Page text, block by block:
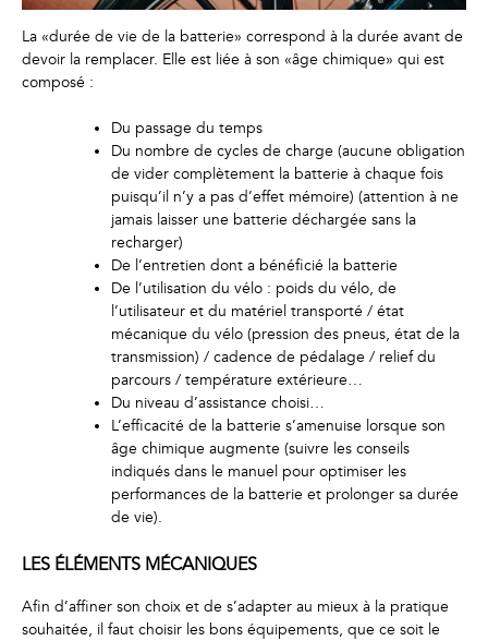
La «durée de vie de la batterie» correspond à la durée avant de
devoir la remplacer. Elle est liée à son «âge chimique» qui est
composé :
Du passage du temps
Du nombre de cycles de charge (aucune obligation
de vider complètement la batterie à chaque fois
puisqu’il n’y a pas d’effet mémoire) (attention à ne
jamais laisser une batterie déchargée sans la
recharger)
De l’entretien dont a bénéficié la batterie
De l’utilisation du vélo : poids du vélo, de
l’utilisateur et du matériel transporté / état
mécanique du vélo (pression des pneus, état de la
transmission) / cadence de pédalage / relief du
parcours / température extérieure…
Du niveau d’assistance choisi…
L’efficacité de la batterie s’amenuise lorsque son
âge chimique augmente (suivre les conseils
indiqués dans le manuel pour optimiser les
performances de la batterie et prolonger sa durée
de vie).
LES ÉLÉMENTS MÉCANIQUES
Afin d’affiner son choix et de s’adapter au mieux à la pratique
souhaitée, il faut choisir les bons équipements, que ce soit le